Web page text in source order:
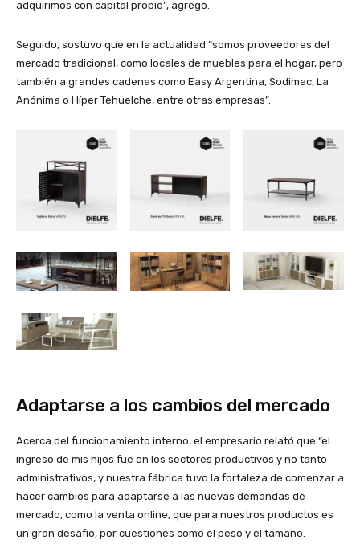
adquirimos con capital propio”, agregó.
Seguido, sostuvo que en la actualidad “somos proveedores del
mercado tradicional, como locales de muebles para el hogar, pero
también a grandes cadenas como Easy Argentina, Sodimac, La
Anónima o Híper Tehuelche, entre otras empresas”.
Adaptarse a los cambios del mercado
Acerca del funcionamiento interno, el empresario relató que “el
ingreso de mis hijos fue en los sectores productivos y no tanto
administrativos, y nuestra fábrica tuvo la fortaleza de comenzar a
hacer cambios para adaptarse a las nuevas demandas de
mercado, como la venta online, que para nuestros productos es
un gran desafío, por cuestiones como el peso y el tamaño.